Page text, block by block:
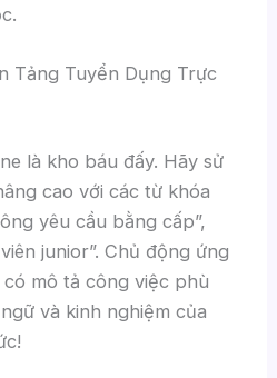
Tảng Tuyển Dụng Trực
là kho báu đấy. Hãy sử
cao với các từ khóa
yêu cầu bằng cấp”,
junior”. Chủ động ứng
mô tả công việc phù
và kinh nghiệm của